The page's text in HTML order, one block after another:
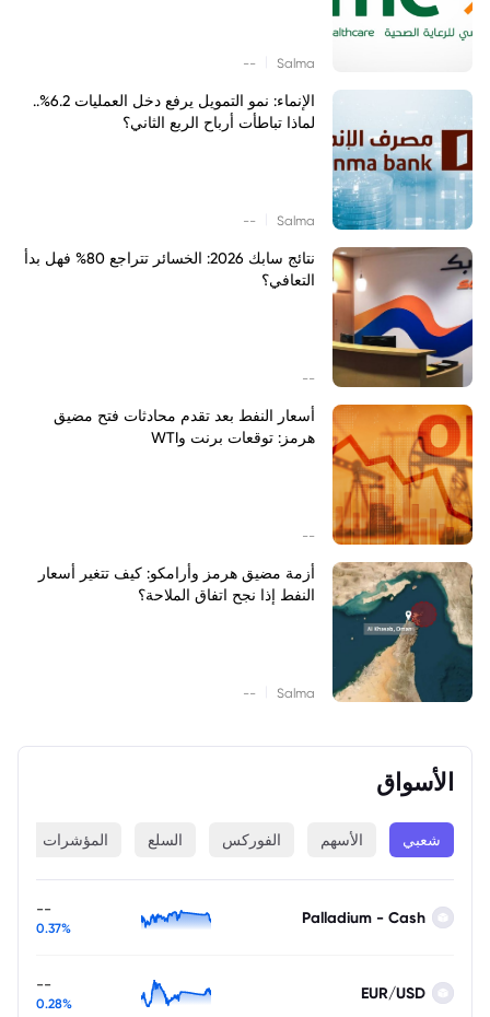
Salma
--
الإنماء: نمو التمويل يرفع دخل العمليات 6.2%..
لماذا تباطأت أرباح الربع الثاني؟
Salma
--
نتائج سابك 2026: الخسائر تتراجع 80% فهل بدأ
التعافي؟
--
أسعار النفط بعد تقدم محادثات فتح مضيق
هرمز: توقعات برنت وWTI
--
أزمة مضيق هرمز وأرامكو: كيف تتغير أسعار
النفط إذا نجح اتفاق الملاحة؟
Salma
--
الأسواق
شعبي الأسهم الفوركس السلع المؤشرات
Palladium - Cash
--
0.37%
EUR/USD
--
0.28%